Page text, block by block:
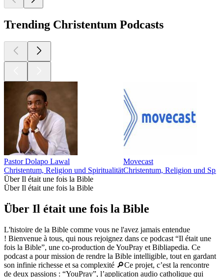
Trending Christentum Podcasts
Pastor Dolapo Lawal
Christentum, Religion und Spiritualität
Movecast
Christentum, Religion und
Über Il était une fois la Bible
Über Il était une fois la Bible
Über Il était une fois la Bible
L'histoire de la Bible comme vous ne l'avez jamais entendue
! Bienvenue à tous, qui nous rejoignez dans ce podcast “Il était une
fois la Bible”, une co-production de YouPray et Bibliapedia. Ce
podcast a pour mission de rendre la Bible intelligible, tout en gardant
son infinie richesse et sa complexité 🔎Ce projet, c’est la rencontre
de deux passions : “YouPray”, l’application audio catholique qui